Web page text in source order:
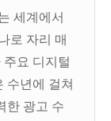
세계에서
로 자리 매
요 디지털
수년에 걸쳐
한 광고 수